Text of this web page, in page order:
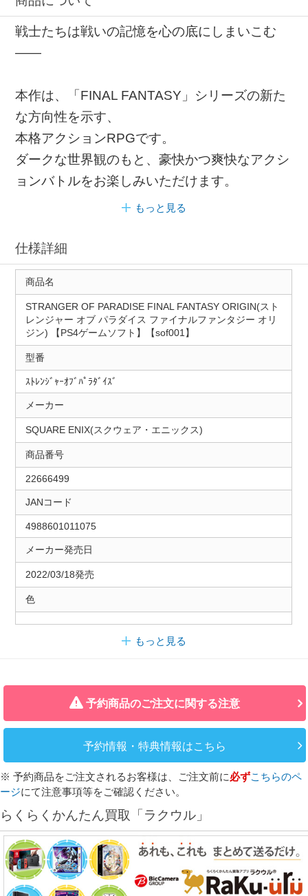
戦士たちは戦いの記憶を心の底にしまいこむ
――
本作は、「FINAL FANTASY」シリーズの新た
な方向性を示す、
本格アクションRPGです。
ダークな世界観のもと、豪快かつ爽快なアクシ
ョンバトルをお楽しみいただけます。
もっと見る
仕様詳細
商品名
STRANGER OF PARADISE FINAL FANTASY ORIGIN(スト
レンジャー オブ パラダイス ファイナルファンタジー オリ
ジン) 【PS4ゲームソフト】【sof001】
型番
ｽﾄﾚﾝｼﾞｬｰｵﾌﾞﾊﾟﾗﾀﾞｲｽﾞ
メーカー
SQUARE ENIX(スクウェア・エニックス)
商品番号
22666499
JANコード
4988601011075
メーカー発売日
2022/03/18発売
色
もっと見る
予約商品のご注文に関する注意
予約情報・特典情報はこちら
※ 予約商品をご注文されるお客様は、ご注文前に必ずこちらのペ
ージにて注意事項等をご確認ください。
らくらくかんたん買取「ラクウル」